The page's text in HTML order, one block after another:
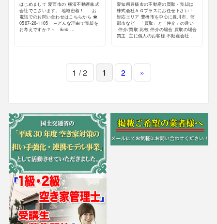
はじめまして 愛西市の 横清不動産株式
会社でございます。 地域密着！ お
電話でのお問い合わせはこちらから ☎
0567-26-1105 ～どんな理由で売却を
お考えですか？～ &nb ...
愛知県豊橋市の不動産の買取・売却は
株式会社ＡＧプラスにお任せ下さい！
対応エリア 豊橋市を中心に豊川市、蒲
郡市など 「買取」と「仲介」の違い
仲介/買取 比較 仲介の場合 買取の場合
買主 主に個人のお客様 不動産会社 ...
1 / 2 1 2 »